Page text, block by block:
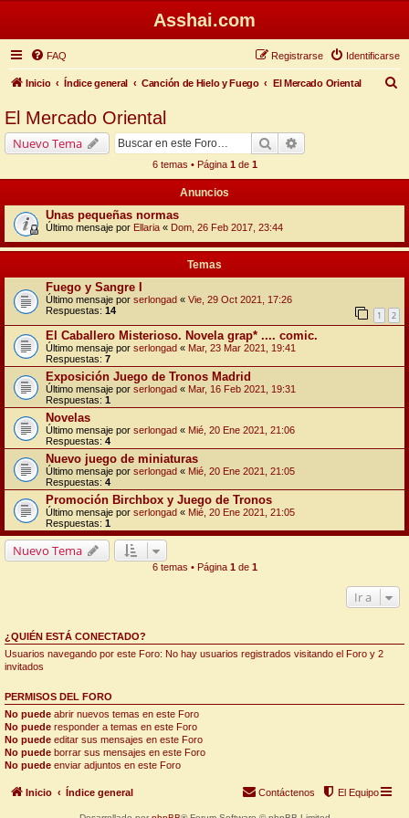
Asshai.com
FAQ Identificarse
Registrarse
Inicio Índice general Canción de Hielo y Fuego El Mercado Oriental
El Mercado Oriental
Nuevo Tema Buscar
6 temas • Página 1de 1
Anuncios
Unas pequeñas normas
Último mensaje por Ellaria « Dom, 26 Feb 2017, 23:44
Temas
Fuego y Sangre I
Último mensaje por serlongad « Vie, 29 Oct 2021, 17:26
Respuestas: 14 1 2
El Caballero Misterioso. Novela grap* .... comic.
Último mensaje por serlongad « Mar, 23 Mar 2021, 19:41
Respuestas: 7
Exposición Juego de Tronos Madrid
Último mensaje por serlongad « Mar, 16 Feb 2021, 19:31
Respuestas: 1
Novelas
Último mensaje por serlongad « Mié, 20 Ene 2021, 21:06
Respuestas: 4
Nuevo juego de miniaturas
Último mensaje por serlongad « Mié, 20 Ene 2021, 21:05
Respuestas: 4
Promoción Birchbox y Juego de Tronos
Último mensaje por serlongad « Mié, 20 Ene 2021, 21:05
Respuestas: 1
Nuevo Tema
6 temas • Página 1de 1
Ir a
¿QUIÉN ESTÁ CONECTADO?
Usuarios navegando por este Foro: No hay usuarios registrados visitando el Foro y 2
invitados
PERMISOS DEL FORO
No puede abrir nuevos temas en este Foro
No puede responder a temas en este Foro
No puede editar sus mensajes en este Foro
No puede borrar sus mensajes en este Foro
No puede enviar adjuntos en este Foro
Inicio Índice general El Equipo
Contáctenos